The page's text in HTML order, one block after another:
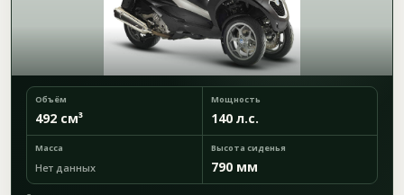
Объём
492 см³
Мощность
140 л.с.
Масса
Нет данных
Высота сиденья
790 мм